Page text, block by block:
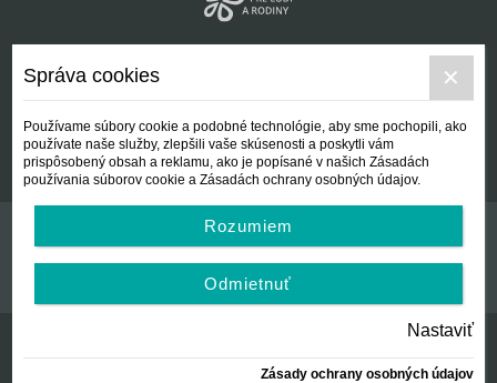
Kontakt
Všeobecné podmienky
Správa cookies
Používame súbory cookie a podobné technológie, aby sme pochopili, ako
používate naše služby, zlepšili vaše skúsenosti a poskytli vám
prispôsobený obsah a reklamu, ako je popísané v našich Zásadách
používania súborov cookie a Zásadách ochrany osobných údajov.
Rozumiem
Odmietnuť
Nastaviť
Zásady ochrany osobných údajov